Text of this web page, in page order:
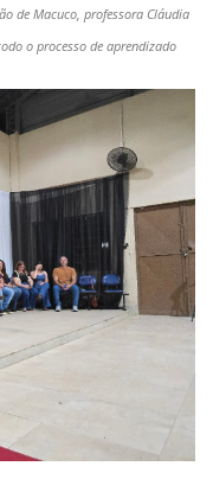
de Macuco, professora Cláudia
o processo de aprendizado